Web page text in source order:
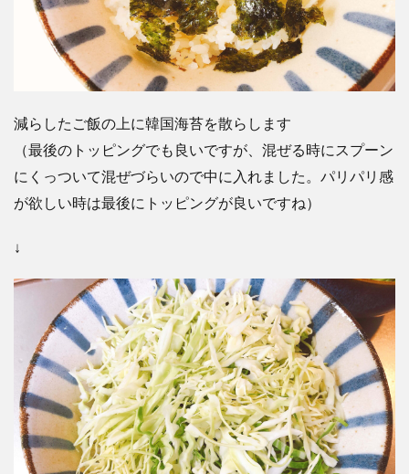
減らしたご飯の上に韓国海苔を散らします
（最後のトッピングでも良いですが、混ぜる時にスプーン
にくっついて混ぜづらいので中に入れました。パリパリ感
が欲しい時は最後にトッピングが良いですね）
↓